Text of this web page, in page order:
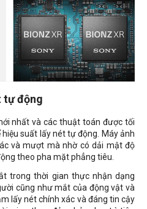
tự động
nhất và các thuật toán được tối
suất lấy nét tự động. Máy ảnh
và mượt mà nhờ có dải mật độ
theo pha mặt phẳng tiêu.
trong thời gian thực nhận dạng
cũng như mắt của động vật và
lấy nét chính xác và đáng tin cậy